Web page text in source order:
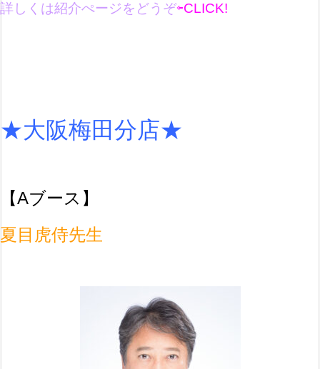
詳しくは紹介ぺージを どうぞ⇦CLICK!
★大阪梅田分店★
【Aブース】
夏目虎侍先生